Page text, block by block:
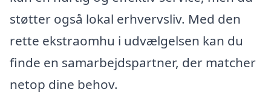
støtter også lokal erhvervsliv. Med den
rette ekstraomhu i udvælgelsen kan du
finde en samarbejdspartner, der matcher
netop dine behov.